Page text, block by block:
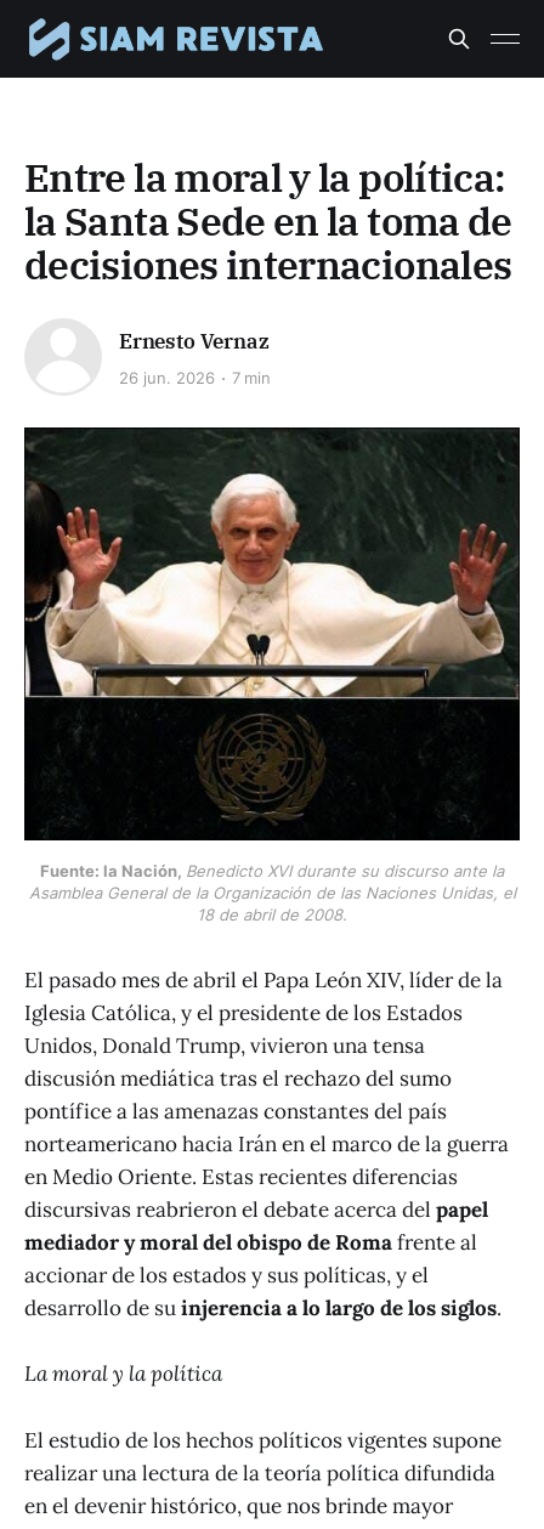
Entre la moral y la política:
la Santa Sede en la toma de
decisiones internacionales
Ernesto Vernaz
26 jun. 2026 7 min
Fuente: la Nación, Benedicto XVI durante su discurso ante la
Asamblea General de la Organización de las Naciones Unidas, el
18 de abril de 2008.
El pasado mes de abril el Papa León XIV, líder de la
Iglesia Católica, y el presidente de los Estados
Unidos, Donald Trump, vivieron una tensa
discusión mediática tras el rechazo del sumo
pontífice a las amenazas constantes del país
norteamericano hacia Irán en el marco de la guerra
en Medio Oriente. Estas recientes diferencias
discursivas reabrieron el debate acerca del papel
mediador y moral del obispo de Romafrente al
accionar de los estados y sus políticas, y el
desarrollo de suinjerencia a lo largo de los siglos.
La moral y la política
El estudio de los hechos políticos vigentes supone
realizar una lectura de la teoría política difundida
en el devenir histórico, que nos brinde mayor